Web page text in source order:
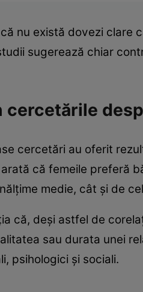
nu există dovezi clare
sugerează chiar
cercetările
cercetări au oferit
că femeile preferă
medie, cât și de
că, deși astfel de
sau durata unei
psihologici și sociali.